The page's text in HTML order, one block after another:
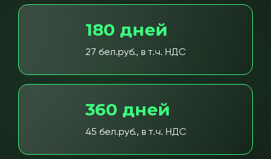
180 дней
27 бел.руб., в т.ч. НДС
360 дней
45 бел.руб., в т.ч. НДС